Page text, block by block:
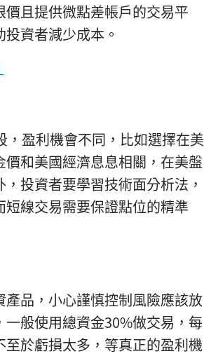
且提供微點差帳戶的交易平
資者減少成本。
盈利機會不同，比如選擇在美
和美國經濟息息相關，在美盤
投資者要學習技術面分析法，
線交易需要保證點位的精準
品，小心謹慎控制風險應該放
般使用總資金30%做交易，每
於虧損太多，等真正的盈利機